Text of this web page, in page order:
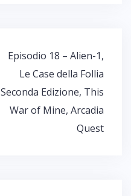
Episodio 18 – Alien-1,
Le Case della Follia
Seconda Edizione, This
War of Mine, Arcadia
Quest